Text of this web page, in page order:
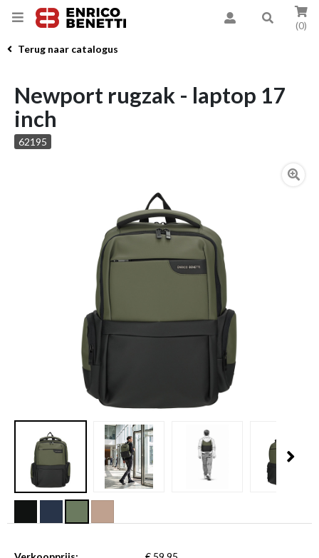
(0)
Terug naar catalogus
Newport rugzak - laptop 17
inch
62195